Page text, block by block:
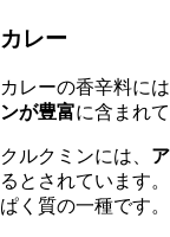
カレー
カレーの香辛料に
ンが豊富に含まれて
クルクミンには、
るとされています
ぱく質の一種です。